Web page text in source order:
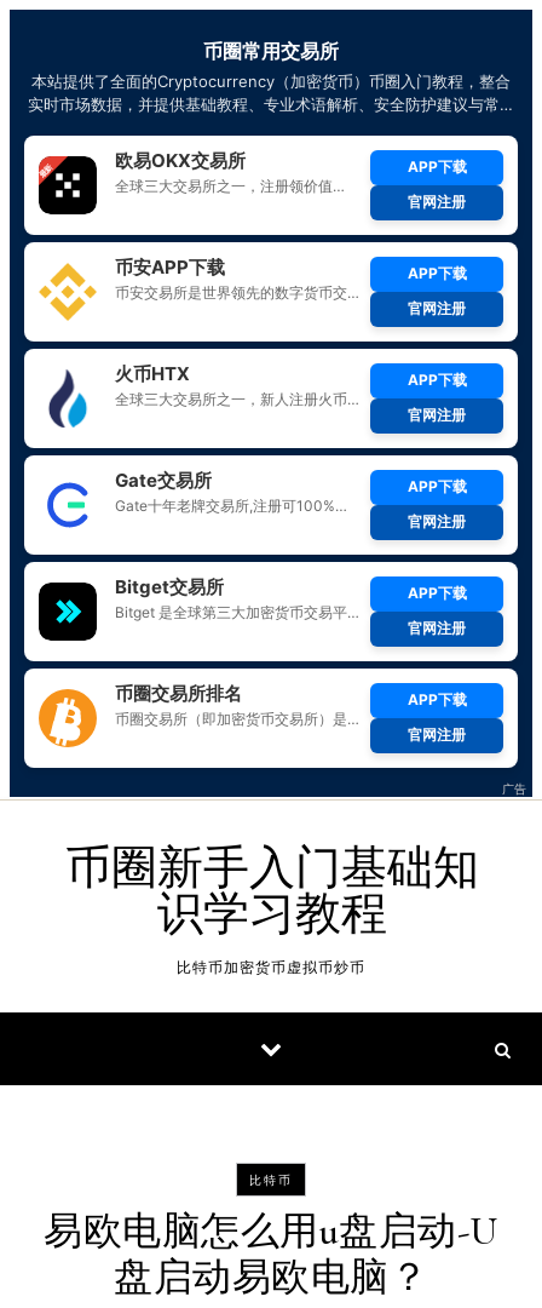
币圈新手入门基础知
识学习教程
比特币加密货币虚拟币炒币
比特币
易欧电脑怎么用u盘启动-U
盘启动易欧电脑？